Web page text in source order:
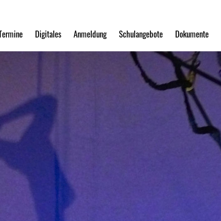
Digitales Anmeldung Schulangebote Dokumente